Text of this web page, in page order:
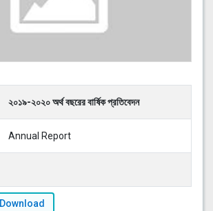
২০১৯-২০২০ অর্থ বছরের বার্ষিক প্রতিবেদন
Annual Report
Download